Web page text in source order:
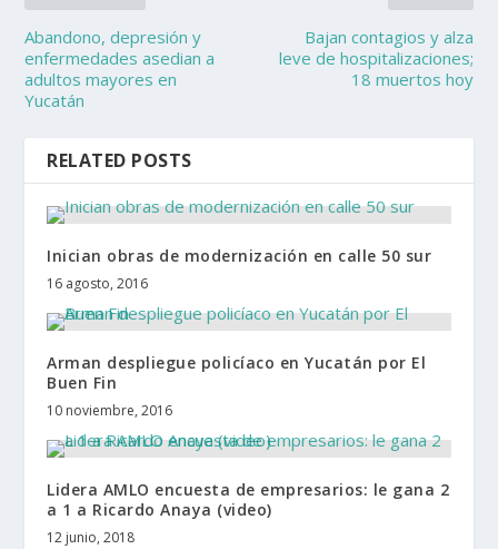
Abandono, depresión y
enfermedades asedian a
adultos mayores en
Yucatán
Bajan contagios y alza
leve de hospitalizaciones;
18 muertos hoy
RELATED POSTS
Inician obras de modernización en calle 50 sur
16 agosto, 2016
Arman despliegue policíaco en Yucatán por El
Buen Fin
10 noviembre, 2016
Lidera AMLO encuesta de empresarios: le gana 2
a 1 a Ricardo Anaya (video)
12 junio, 2018